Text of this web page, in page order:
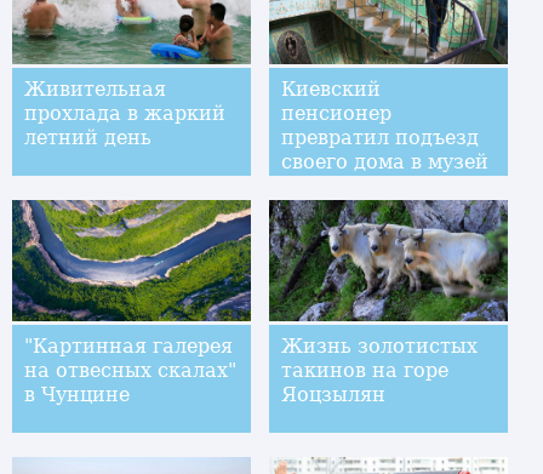
Живительная
прохлада в жаркий
летний день
Киевский
пенсионер
превратил подъезд
своего дома в музей
"Картинная галерея
на отвесных скалах"
в Чунцине
Жизнь золотистых
такинов на горе
Яоцзылян